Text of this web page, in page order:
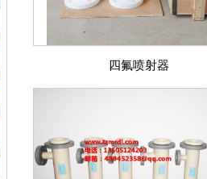
四氟喷射器